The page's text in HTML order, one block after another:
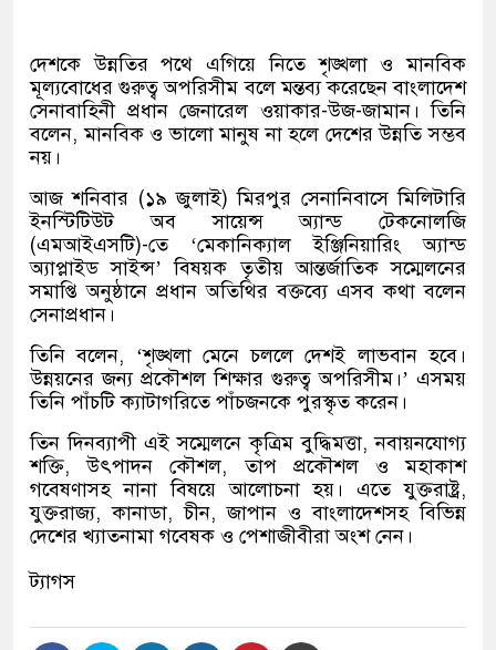
দেশকে উন্নতির পথে এগিয়ে নিতে শৃঙ্খলা ও মানবিক
মূল্যবোধের গুরুত্ব অপরিসীম বলে মন্তব্য করেছেন বাংলাদেশ
সেনাবাহিনী প্রধান জেনারেল ওয়াকার-উজ-জামান। তিনি
বলেন, মানবিক ও ভালো মানুষ না হলে দেশের উন্নতি সম্ভব
নয়।
আজ শনিবার (১৯ জুলাই) মিরপুর সেনানিবাসে মিলিটারি
ইনস্টিটিউট অব সায়েন্স অ্যান্ড টেকনোলজি
(এমআইএসটি)-তে ‘মেকানিক্যাল ইঞ্জিনিয়ারিং অ্যান্ড
অ্যাপ্লাইড সাইন্স’ বিষয়ক তৃতীয় আন্তর্জাতিক সম্মেলনের
সমাপ্তি অনুষ্ঠানে প্রধান অতিথির বক্তব্যে এসব কথা বলেন
সেনাপ্রধান।
তিনি বলেন, ‘শৃঙ্খলা মেনে চললে দেশই লাভবান হবে।
উন্নয়নের জন্য প্রকৌশল শিক্ষার গুরুত্ব অপরিসীম।’ এসময়
তিনি পাঁচটি ক্যাটাগরিতে পাঁচজনকে পুরস্কৃত করেন।
তিন দিনব্যাপী এই সম্মেলনে কৃত্রিম বুদ্ধিমত্তা, নবায়নযোগ্য
শক্তি, উৎপাদন কৌশল, তাপ প্রকৌশল ও মহাকাশ
গবেষণাসহ নানা বিষয়ে আলোচনা হয়। এতে যুক্তরাষ্ট্র,
যুক্তরাজ্য, কানাডা, চীন, জাপান ও বাংলাদেশসহ বিভিন্ন
দেশের খ্যাতনামা গবেষক ও পেশাজীবীরা অংশ নেন।
ট্যাগস